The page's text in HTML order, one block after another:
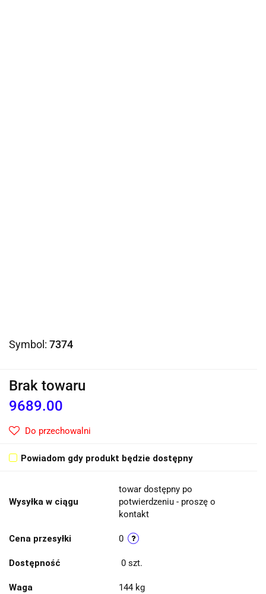
Symbol: 7374
Brak towaru
9689.00
Do przechowalni
Powiadom gdy produkt będzie dostępny
Wysyłka w ciągu
towar dostępny po
potwierdzeniu - proszę o
kontakt
Cena przesyłki 0
Dostępność 0 szt.
Waga 144 kg